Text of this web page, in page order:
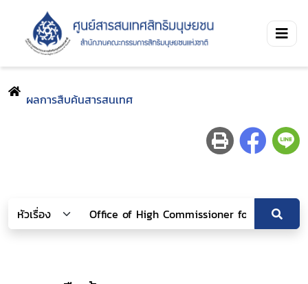
ผลการสืบค้นสารสนเทศ